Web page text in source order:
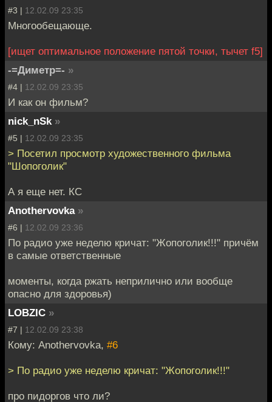
#3 | 12.02.09 23:35
Многообещающе.
[ищет оптимальное положение пятой точки, тычет f5]
-=Диметр=- »
#4 | 12.02.09 23:35
И как он фильм?
nick_nSk »
#5 | 12.02.09 23:35
> Посетил просмотр художественного фильма
"Шопоголик"
А я еще нет. КС
Anothervovka »
#6 | 12.02.09 23:36
По радио уже неделю кричат: "Жопоголик!!!" причём
в самые ответственные
моменты, когда ржать неприлично или вообще
опасно для здоровья)
LOBZIC »
#7 | 12.02.09 23:38
Кому: Anothervovka, #6
> По радио уже неделю кричат: "Жопоголик!!!"
про пидоргов что ли?